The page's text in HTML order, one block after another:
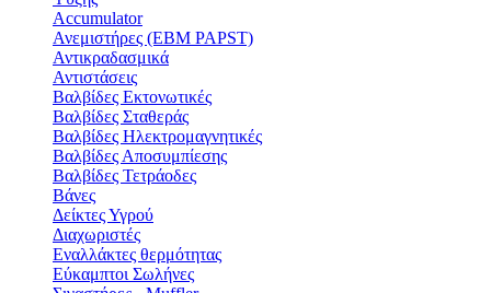
Accumulator
Ανεμιστήρες (ΕΒΜ PAPST)
Αντικραδασμικά
Αντιστάσεις
Βαλβίδες Εκτονωτικές
Βαλβίδες Σταθεράς
Βαλβίδες Ηλεκτρομαγνητικές
Βαλβίδες Αποσυμπίεσης
Βαλβίδες Τετράοδες
Βάνες
Δείκτες Υγρού
Διαχωριστές
Εναλλάκτες θερμότητας
Εύκαμπτοι Σωλήνες